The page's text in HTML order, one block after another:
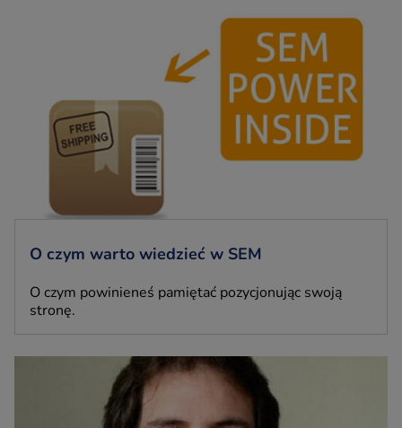
O czym warto wiedzieć w SEM
O czym powinieneś pamiętać pozycjonując swoją
stronę.